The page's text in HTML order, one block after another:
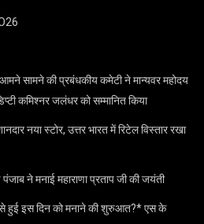
सामने की प्रबंधकीय कमेटी ने मान्यवर महोदय
कमिश्नर जलंधर को सम्मानित किया
नया स्टोर, उत्तर भारत में रिटेल विस्तार रखा
पंजाब ने मनाई महाराणा प्रताप जी की जयंती
हुई इस दिन को मनाने की शुरुआत?* एस के